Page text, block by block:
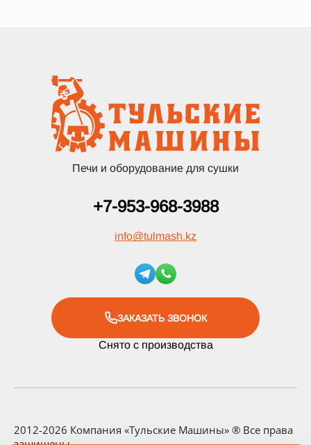
Печи и оборудование для сушки
+7-953-968-3988
info@tulmash.kz
ЗАКАЗАТЬ ЗВОНОК
Снято с производства
2012-2026 Компания «Тульские Машины» ® Все права